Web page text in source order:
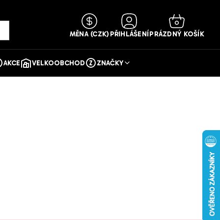
MĚNA (CZK) PŘIHLÁŠENÍ
NÁKUPNÍ
KOŠÍK
PRÁZDNÝ KOŠÍK
AKCE VELKOOBCHOD ZNAČKY